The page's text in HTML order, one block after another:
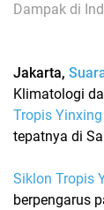
Dampak di
Jakarta,
Klimatologi
Tropis Yinxing
tepatnya di
Siklon Tropis
berpengarus